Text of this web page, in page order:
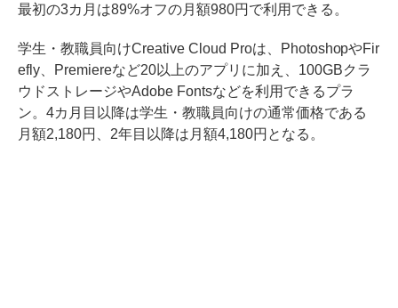
最初の3カ月は89%オフの月額980円で利用できる。
学生・教職員向けCreative Cloud Proは、PhotoshopやFir
efly、Premiereなど20以上のアプリに加え、100GBクラ
ウドストレージやAdobe Fontsなどを利用できるプラ
ン。4カ月目以降は学生・教職員向けの通常価格である
月額2,180円、2年目以降は月額4,180円となる。